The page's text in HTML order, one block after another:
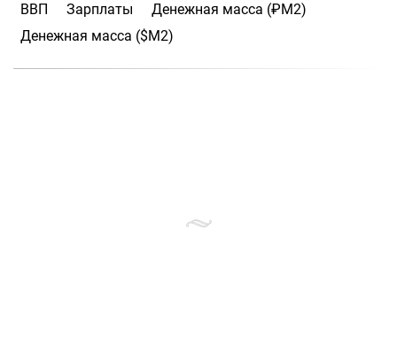
ВВП Зарплаты
Денежная масса (₽М2)
Денежная масса ($М2)